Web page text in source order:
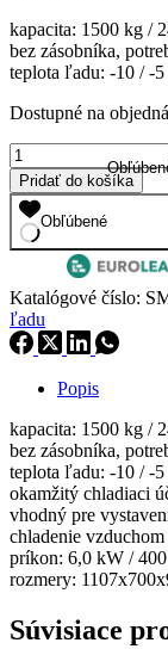
bola:
16
350,00
kapacita: 1500 kg /
bez zásobníka,
teplota ľadu: -10 / -5
Dostupné na
množstvo
Výrobník
šupinkového
ľadu
SM
Pridať do košíka
Obľúbené
Katalógové číslo:
ľadu
Popis
kapacita: 1500 kg /
bez zásobníka,
teplota ľadu: -10 / -5
okamžitý chladiaci
vhodný pre
chladenie vzduchom
príkon: 6,0 kW /
rozmery:
Súvisiace